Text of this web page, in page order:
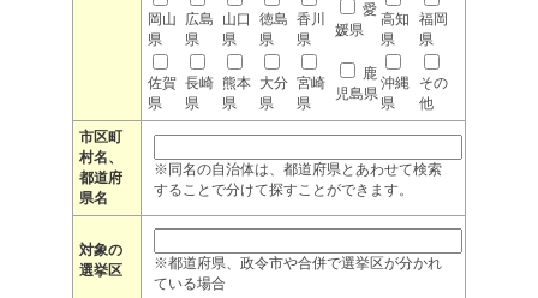
岡山
県
広島
県
山口
県
徳島
県
香川
県
愛
媛県
高知
県
福岡
県
佐賀
県
長崎
県
熊本
県
大分
県
宮崎
県
鹿
児島県
沖縄
県
その
他
市区町
村名、
都道府
県名
※同名の自治体は、都道府県とあわせて検索
することで分けて探すことができます。
対象の
選挙区
※都道府県、政令市や合併で選挙区が分かれ
ている場合